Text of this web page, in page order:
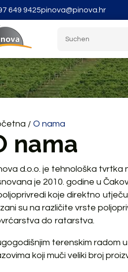
649 9425pinova@pinova.hr
/ O nama
nama
d.o.o. je tehnološka
je 2010. godine u
koje direktno
su na različite vrste
do ratarstva.
terenskim radom
koji muči veliki broj